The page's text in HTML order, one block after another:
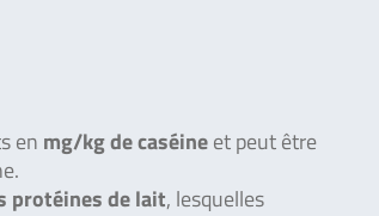
en mg/kg de caséineet peut être
protéines de lait, lesquelles